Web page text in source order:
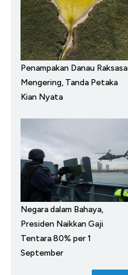
Penampakan Danau Raksasa
Mengering, Tanda Petaka
Kian Nyata
Negara dalam Bahaya,
Presiden Naikkan Gaji
Tentara 80% per 1
September